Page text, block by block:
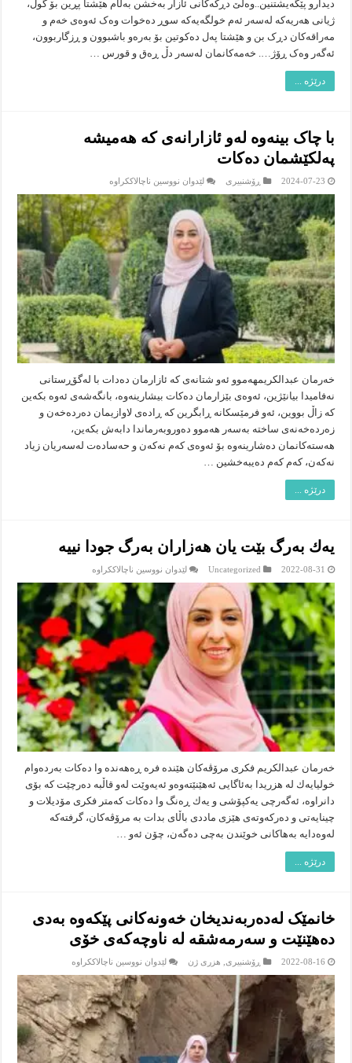
دیدارو پێگەیشتنین..وەلێ دڕکەکانی ئازار بەخشن بەڵام هێشتا پڕین بۆ گوڵ،
ژیانی هەریەکە لەسەر ئەم خولگەیەکە سوڕ دەخوات وەک ئەوەی خەم و
مەراقەکان دڕک بن و هێشتا پەل دەکوتین بۆ بەرەو باشبوون و ڕزگاربوون،
ئەگەر وەک ڕۆژ…. خەمەکانمان لەسەر دڵ ڕەق و قورس …
درێژە ...
با چاک بینەوە لەو ئازارانەی کە هەمیشە
پەلکێشمان دەکات
2024-07-23 ڕۆشنبیرى لێدوان نووسین ناچالاککراوە
چاک
بینەوە
لەو
ئازارانەی
کە
هەمیشە
پەلکێشمان
دەکات
‎‎
خەرمان عبدالکریم‎هەموو ئەو شتانەی کە ئازارمان دەدات با لەگۆڕستانی
نەفامیدا بیانێژین، ئەوەی بێزارمان دەکات بیشارینەوە، بانگەشەی ئەوە بکەین
کە زاڵ بووین، ئەو فرمێسکانە ڕابگرین کە ڕادەی لاوازیمان دەردەخەن و
زەردەخەنەی ساختە بەسەر هەموو دەوروبەرماندا دابەش بکەین،
هەستەکانمان دەشارینەوە بۆ ئەوەی کەم نەکەن و حەسادەت لەسەریان زیاد
نەکەن، کەم کەم دەیبەخشین …
درێژە ...
یه‌ك به‌رگ بێت یان هه‌زاران به‌رگ جودا نییه‌
2022-08-31
Uncategorized لێدوان نووسین ناچالاککراوە
به‌رگ
بێت
یان
هه‌زاران
به‌رگ
جودا
نییه‌
خه‌رمان عبدالكریم فكری مرۆڤه‌كان هێنده‌ فره‌ ڕه‌هه‌نده‌ وا ده‌كات به‌رده‌وام
خولیایه‌ك له‌ هزریدا به‌ئاگایی ئه‌هێنێته‌وه‌و ئه‌یه‌وێت له‌و قاڵبه‌ ده‌رچێت كه‌ بۆى
دانراوه‌، ئه‌گه‌رچی یه‌كپۆشی و یه‌ك ڕه‌نگ وا ده‌كات كه‌متر فكرى مۆدیلات و
چینایه‌تى و ده‌ركه‌وته‌ى هێزى ماددى باڵاى بدات به‌ مرۆڤه‌كان، گرفته‌كه‌
له‌وه‌دایه‌ به‌هاكانى خوێندن به‌چی ده‌گه‌ن، چۆن ئه‌و …
درێژە ...
خانمێک لەدەربەندیخان خەونەکانی پێکەوە بەدی
دەهێنێت و سەرمەشقە لە ناوچەکەی خۆی
2022-08-16 ڕۆشنبیرى هزرى ژن لێدوان نووسین ناچالاککراوە
لەدەربەندیخان
خەونەکانی
پێکەوە
بەدی
دەهێنێت
و
سەرمەشقە
لە